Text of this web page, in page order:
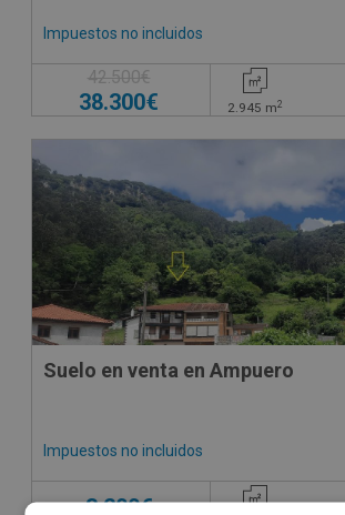
Impuestos no incluidos
42.500€
38.300€ 2.945 m2
Suelo en venta en Ampuero
Impuestos no incluidos
3.200€